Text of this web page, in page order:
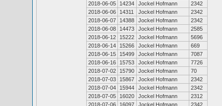
2018-06-05
14234 Jockel Hofmann
2342
2018-06-06
14311 Jockel Hofmann
2342
2018-06-07
14388 Jockel Hofmann
2342
2018-06-08
14473 Jockel Hofmann
2585
2018-06-12
15222 Jockel Hofmann
5696
2018-06-14
15266 Jockel Hofmann
669
2018-06-15
15499 Jockel Hofmann
7087
2018-06-16
15753 Jockel Hofmann
7726
2018-07-02
15790 Jockel Hofmann
70
2018-07-03
15867 Jockel Hofmann
2342
2018-07-04
15944 Jockel Hofmann
2342
2018-07-05
16020 Jockel Hofmann
2312
2018-07-06
16097 Jockel Hofmann
2342